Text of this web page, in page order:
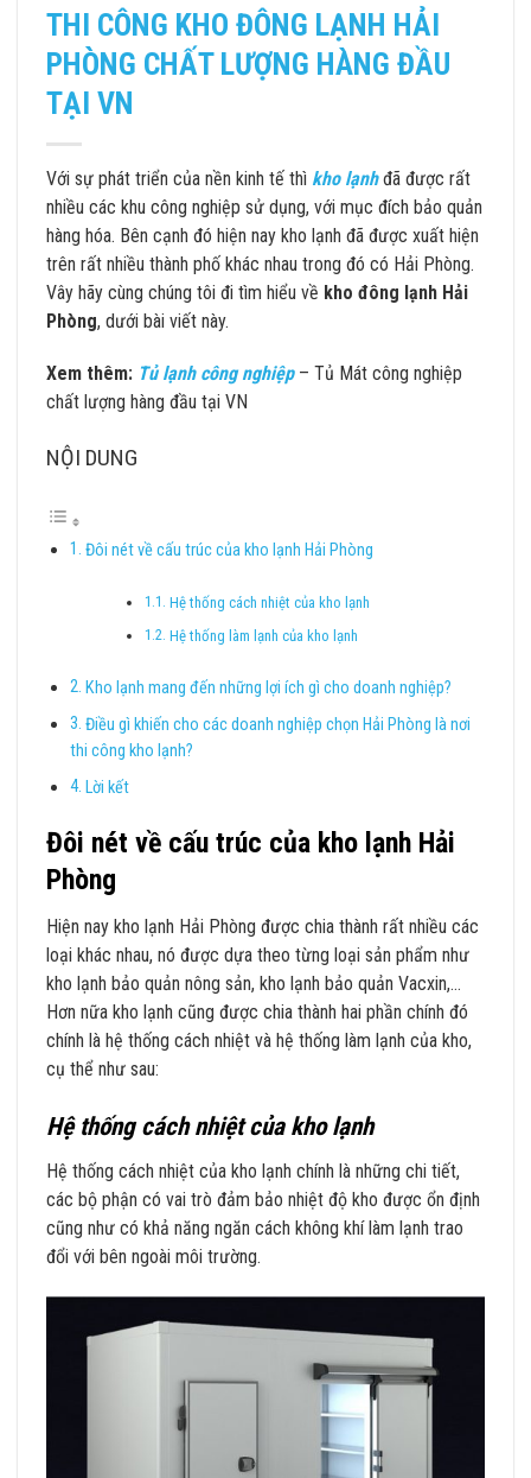
THI CÔNG KHO ĐÔNG LẠNH HẢI
PHÒNG CHẤT LƯỢNG HÀNG ĐẦU
TẠI VN
Với sự phát triển của nền kinh tế thì kho lạnh đã được rất
nhiều các khu công nghiệp sử dụng, với mục đích bảo quản
hàng hóa. Bên cạnh đó hiện nay kho lạnh đã được xuất hiện
trên rất nhiều thành phố khác nhau trong đó có Hải Phòng.
Vây hãy cùng chúng tôi đi tìm hiểu về kho đông lạnh Hải
Phòng, dưới bài viết này.
Xem thêm: Tủ lạnh công nghiệp – Tủ Mát công nghiệp
chất lượng hàng đầu tại VN
NỘI DUNG
Đôi nét về cấu trúc của kho lạnh Hải Phòng
Hệ thống cách nhiệt của kho lạnh
Hệ thống làm lạnh của kho lạnh
Kho lạnh mang đến những lợi ích gì cho doanh nghiệp?
Điều gì khiến cho các doanh nghiệp chọn Hải Phòng là nơi
thi công kho lạnh?
Lời kết
Đôi nét về cấu trúc của kho lạnh Hải
Phòng
Hiện nay kho lạnh Hải Phòng được chia thành rất nhiều các
loại khác nhau, nó được dựa theo từng loại sản phẩm như
kho lạnh bảo quản nông sản, kho lạnh bảo quản Vacxin,…
Hơn nữa kho lạnh cũng được chia thành hai phần chính đó
chính là hệ thống cách nhiệt và hệ thống làm lạnh của kho,
cụ thể như sau:
Hệ thống cách nhiệt của kho lạnh
Hệ thống cách nhiệt của kho lạnh chính là những chi tiết,
các bộ phận có vai trò đảm bảo nhiệt độ kho được ổn định
cũng như có khả năng ngăn cách không khí làm lạnh trao
đổi với bên ngoài môi trường.